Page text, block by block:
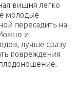
вишня легко
молодые
пересадить на
и
лучше сразу
повреждения